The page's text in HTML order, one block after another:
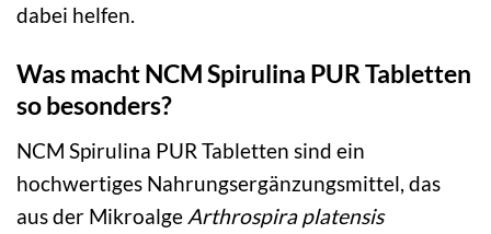
dabei helfen.
Was macht NCM Spirulina PUR Tabletten
so besonders?
NCM Spirulina PUR Tabletten sind ein
hochwertiges Nahrungsergänzungsmittel, das
aus der Mikroalge Arthrospira platensis